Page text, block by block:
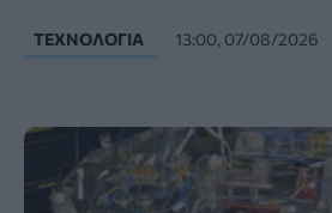
ΤΕΧΝΟΛΟΓΊΑ 13:00, 07/08/2026